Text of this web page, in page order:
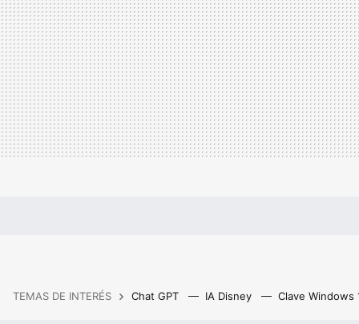
TEMAS DE INTERÉS Chat GPT IA Disney Clave Windows